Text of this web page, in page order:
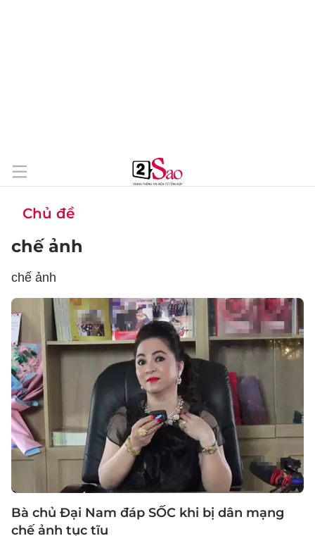
Chủ đề
chế ảnh
chế ảnh
Bà chủ Đại Nam đáp SỐC khi bị dân mạng
chế ảnh tục tĩu